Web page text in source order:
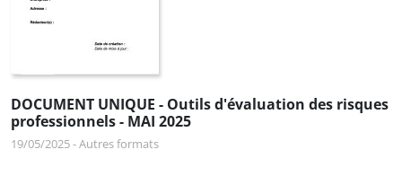
DOCUMENT UNIQUE - Outils d'évaluation des risques
professionnels - MAI 2025
19/05/2025-Autres formats